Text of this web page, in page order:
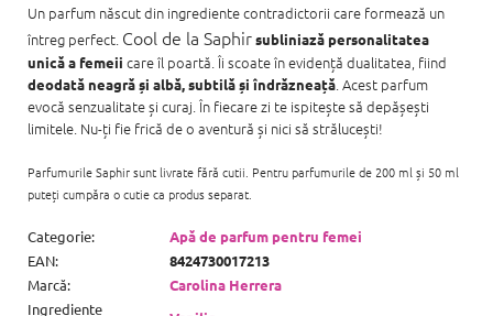
Un parfum născut din ingrediente contradictorii care formează un
întreg perfect. Cool de la Saphirsubliniază personalitatea
unică a femeii care îl poartă. Îi scoate în evidență dualitatea, fiind
deodată neagră și albă, subtilă și îndrăzneață . Acest parfum
evocă senzualitate și curaj. În fiecare zi te ispitește să depășești
limitele. Nu-ți fie frică de o aventură și nici să strălucești!
Parfumurile Saphir sunt livrate fără cutii. Pentru parfumurile de 200 ml și 50 ml
puteți cumpăra o cutie ca produs separat.
Categorie:
Apă de parfum pentru femei
EAN:
8424730017213
Marcă:
Carolina Herrera
Ingrediente